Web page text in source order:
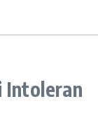
Intoleran